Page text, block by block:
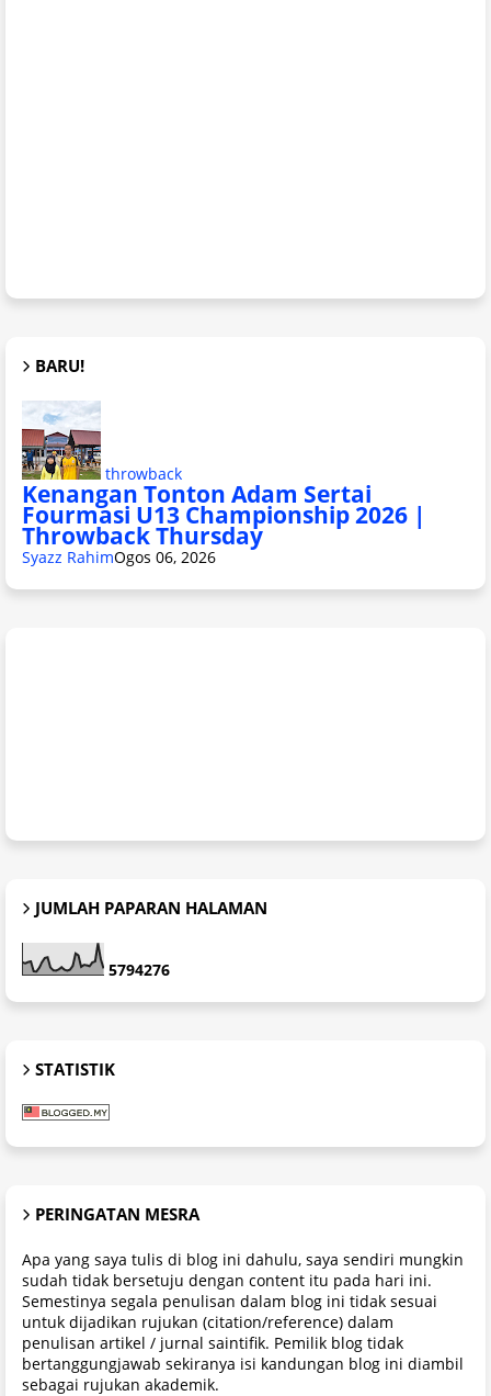
BARU!
throwback
Kenangan Tonton Adam Sertai
Fourmasi U13 Championship 2026 |
Throwback Thursday
Syazz RahimOgos 06, 2026
JUMLAH PAPARAN HALAMAN
5794276
STATISTIK
PERINGATAN MESRA
Apa yang saya tulis di blog ini dahulu, saya sendiri mungkin
sudah tidak bersetuju dengan content itu pada hari ini.
Semestinya segala penulisan dalam blog ini tidak sesuai
untuk dijadikan rujukan (citation/reference) dalam
penulisan artikel / jurnal saintifik. Pemilik blog tidak
bertanggungjawab sekiranya isi kandungan blog ini diambil
sebagai rujukan akademik.